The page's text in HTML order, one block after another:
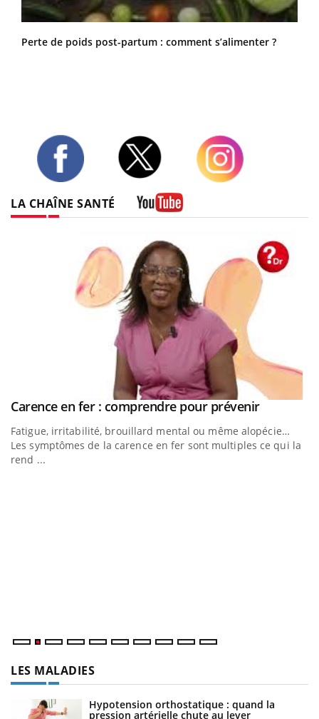
Perte de poids post-partum : comment s’alimenter ?
LA CHAÎNE SANTÉ
Youtube
Carence en fer : comprendre pour prévenirYoutube
Fatigue, irritabilité, brouillard mental ou même alopécie…
Les symptômes de la carence en fer sont multiples ce qui la
rend ...
LES MALADIES
Hypotension orthostatique : quand la
pression artérielle chute au lever